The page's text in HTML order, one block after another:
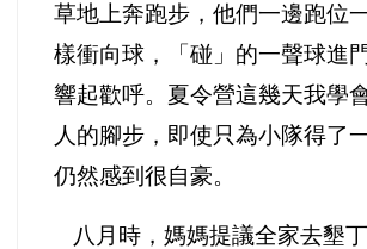
草地上奔跑步，他們一邊跑位
樣衝向球，「碰」的一聲球進
響起歡呼。夏令營這幾天我學
人的腳步，即使只為小隊得了
仍然感到很自豪。
八月時，媽媽提議全家去墾